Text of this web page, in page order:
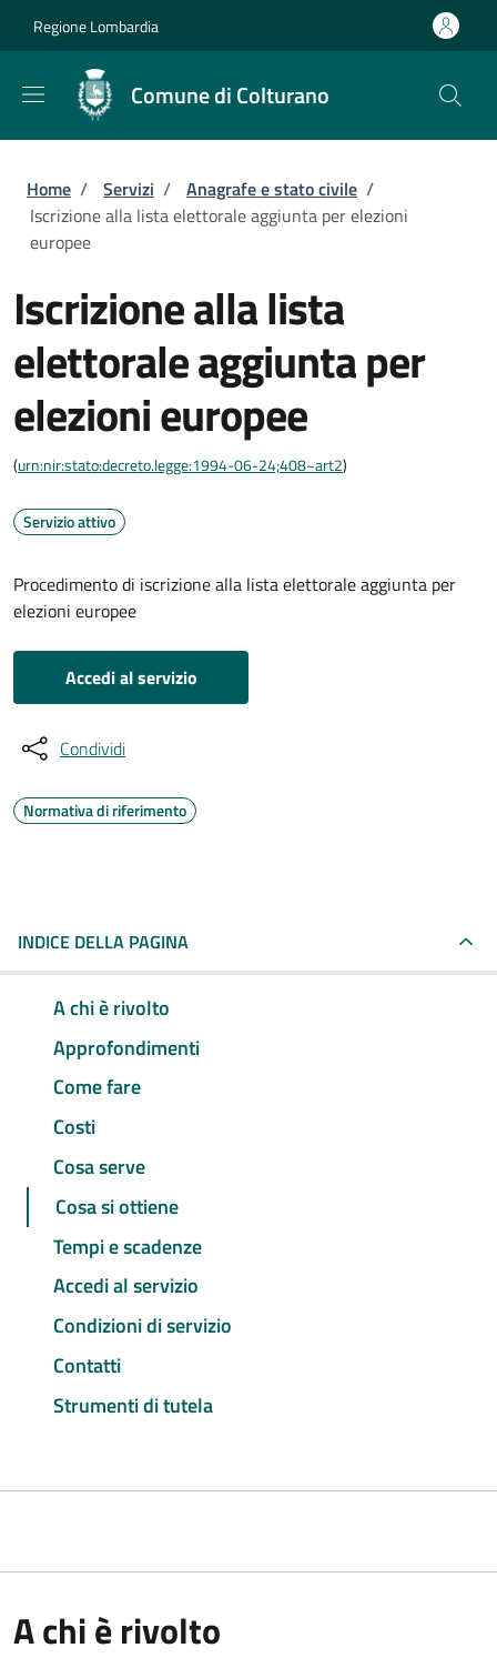
Regione Lombardia
Comune di Colturano
Briciole di pane
Home / Servizi / Anagrafe e stato civile /
Iscrizione alla lista elettorale aggiunta per elezioni
europee
Iscrizione alla lista
elettorale aggiunta per
elezioni europee
(urn:nir:stato:decreto.legge:1994-06-24;408~art2)
Servizio attivo
Procedimento di iscrizione alla lista elettorale aggiunta per
elezioni europee
Accedi al servizio
Condividi
Normativa di riferimento
INDICE DELLA PAGINA
A chi è rivolto
Approfondimenti
Come fare
Costi
Cosa serve
Cosa si ottiene
Tempi e scadenze
Accedi al servizio
Condizioni di servizio
Contatti
Strumenti di tutela
A chi è rivolto